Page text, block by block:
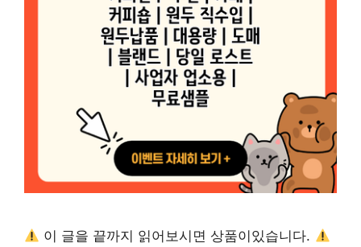
이 글을 끝까지 읽어보시면 상품이있습니다.